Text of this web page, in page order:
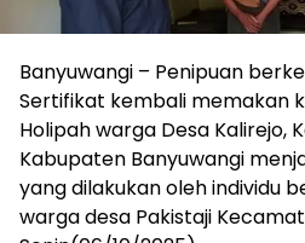
Banyuwangi – Penipuan
Sertifikat kembali memakan
Holipah warga Desa Kalirejo,
Kabupaten Banyuwangi
yang dilakukan oleh individu
warga desa Pakistaji